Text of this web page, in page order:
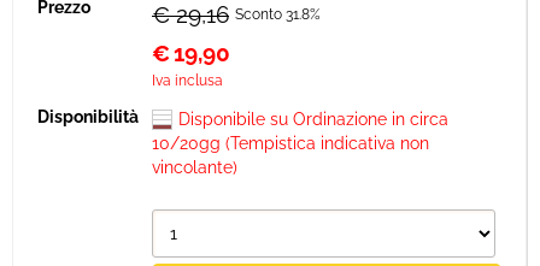
€ 29,16 Sconto 31.8%
€19,90
Iva inclusa
Disponibile su Ordinazione in circa
10/20gg (Tempistica indicativa non
vincolante)